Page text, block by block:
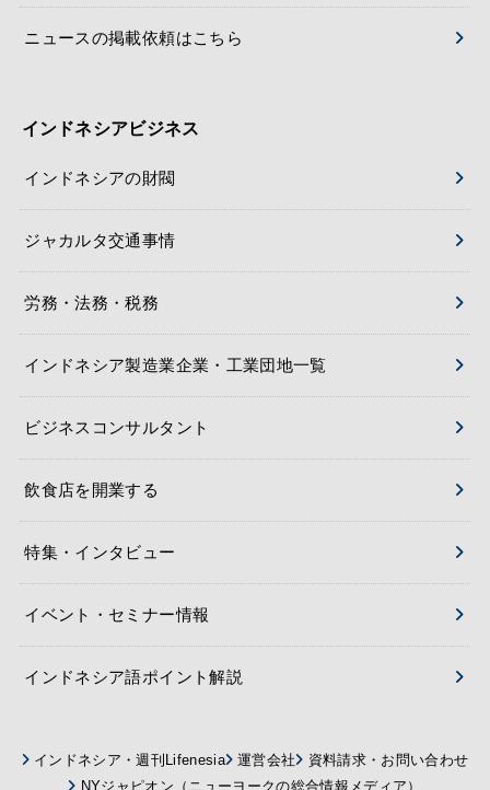
ニュースの掲載依頼はこちら
インドネシアビジネス
インドネシアの財閥
ジャカルタ交通事情
労務・法務・税務
インドネシア製造業企業・工業団地一覧
ビジネスコンサルタント
飲食店を開業する
特集・インタビュー
イベント・セミナー情報
インドネシア語ポイント解説
インドネシア・週刊Lifenesia 運営会社
資料請求・お問い合わせ
NYジャピオン（ニューヨークの総合情報メディア）